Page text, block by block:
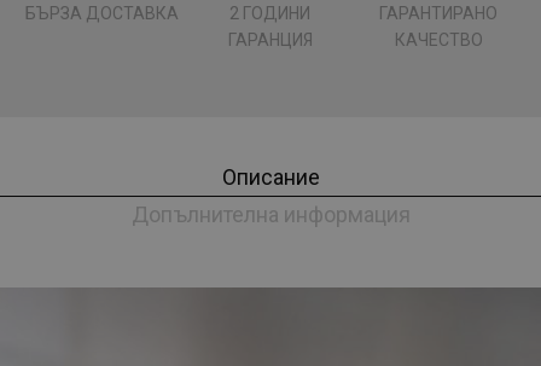
БЪРЗА ДОСТАВКА
2 ГОДИНИ
ГАРАНЦИЯ
ГАРАНТИРАНО
КАЧЕСТВО
Описание
Допълнителна информация